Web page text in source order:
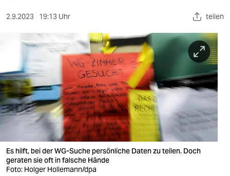
kultur
sport
berlin
nord
wahrheit
verlag
verlag
veranstaltungen
2.9.2023 19:13 Uhr teilen
Es hilft, bei der WG-Suche persönliche Daten zu teilen. Doch
geraten sie oft in falsche Hände
Foto: Holger Hollemann/dpa